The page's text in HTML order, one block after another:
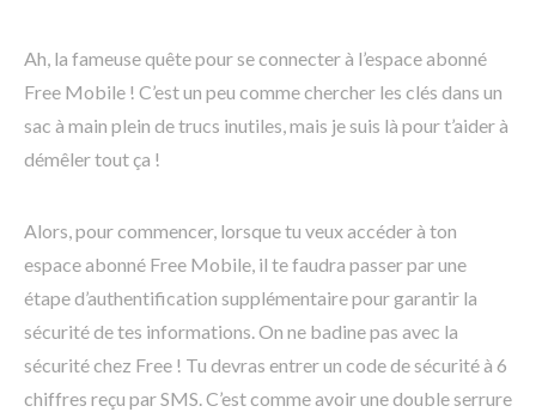
Ah, la fameuse quête pour se connecter à l’espace abonné
Free Mobile ! C’est un peu comme chercher les clés dans un
sac à main plein de trucs inutiles, mais je suis là pour t’aider à
démêler tout ça !
Alors, pour commencer, lorsque tu veux accéder à ton
espace abonné Free Mobile, il te faudra passer par une
étape d’authentification supplémentaire pour garantir la
sécurité de tes informations. On ne badine pas avec la
sécurité chez Free ! Tu devras entrer un code de sécurité à 6
chiffres reçu par SMS. C’est comme avoir une double serrure